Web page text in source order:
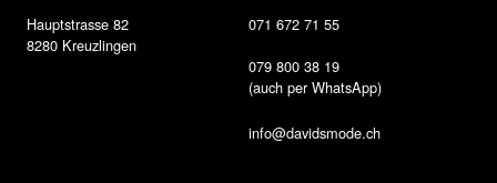
Hauptstrasse 82
8280 Kreuzlingen
071 672 71 55
079 800 38 19
(auch per WhatsApp)
info@davidsmode.ch